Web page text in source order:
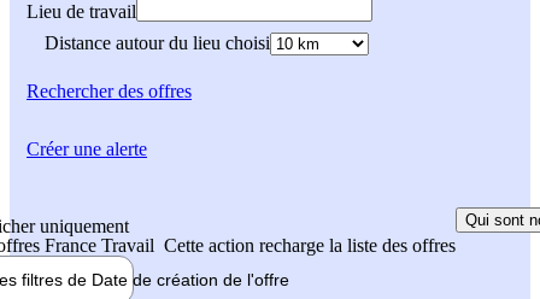
Lieu de travail
Distance autour du lieu choisi
Rechercherdes offres
uniquement
France Travail Cette action recharge la liste des offres
Qui sont
filtres de Date de création de l'offre
Créer une alerte